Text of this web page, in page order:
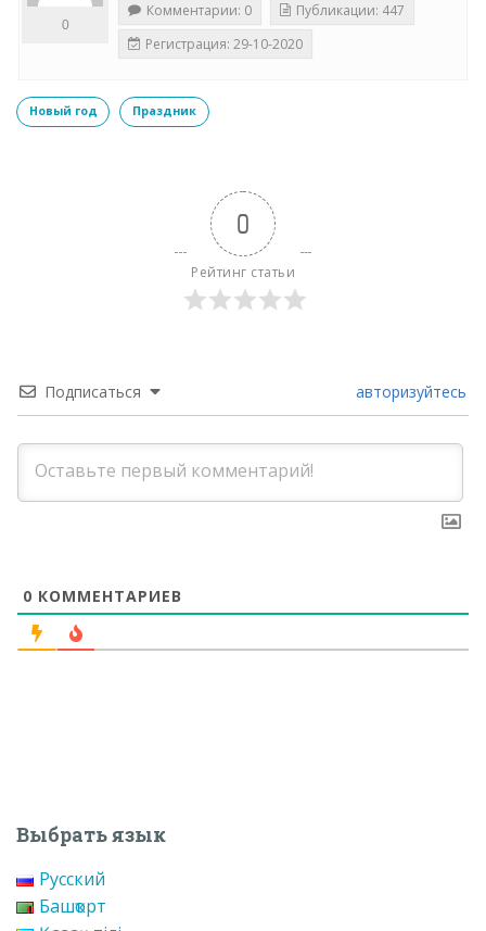
0
Комментарии: 0
Публикации: 447
Регистрация: 29-10-2020
Новый год Праздник
0
Рейтинг статьи
Подписаться авторизуйтесь
0 КОММЕНТАРИЕВ
Выбрать язык
Русский
Башҡорт